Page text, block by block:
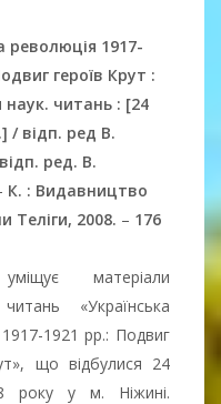
революція 1917-
героїв Крут :
наук. читань : [24
/ відп. ред В.
ред. В.
К. : Видавництво
Теліги, 2008. – 176
матеріали
«Українська
1921 рр.: Подвиг
що відбулися 24
року у м. Ніжині.